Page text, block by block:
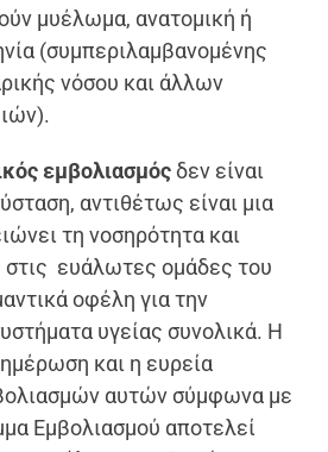
μυέλωμα, ανατομική ή
(συμπεριλαμβανομένης
νόσου και άλλων
εμβολιασμός δεν είναι
αντιθέτως είναι μια
τη νοσηρότητα και
στις ευάλωτες ομάδες του
οφέλη για την
υγείας συνολικά. Η
και η ευρεία
αυτών σύμφωνα με
Εμβολιασμού αποτελεί